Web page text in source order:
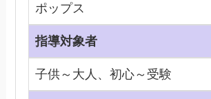
ポップス
指導対象者
子供～大人、初心～受験